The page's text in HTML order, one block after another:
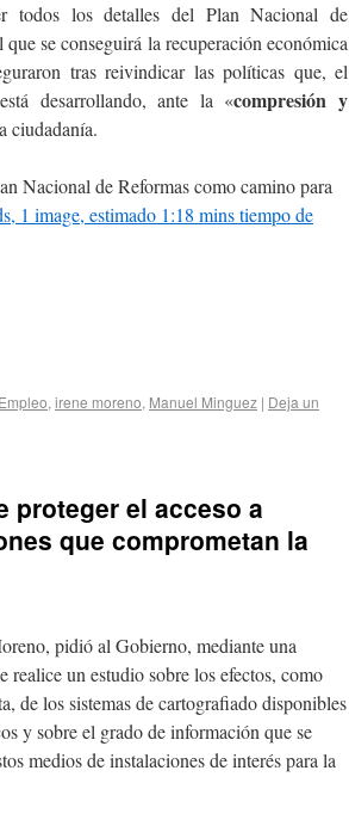
todos los detalles del Plan Nacional de
se conseguirá la recuperación económica
tras reivindicar las políticas que, el
desarrollando, ante la «compresión y
ciudadanía.
Nacional de Reformas como camino para
1 image, estimado 1:18 mins tiempo de
Empleo, irene moreno, Manuel Minguez | Deja un
proteger el acceso a
que comprometan la
pidió al Gobierno, mediante una
realice un estudio sobre los efectos, como
de los sistemas de cartografiado disponibles
y sobre el grado de información que se
medios de instalaciones de interés para la